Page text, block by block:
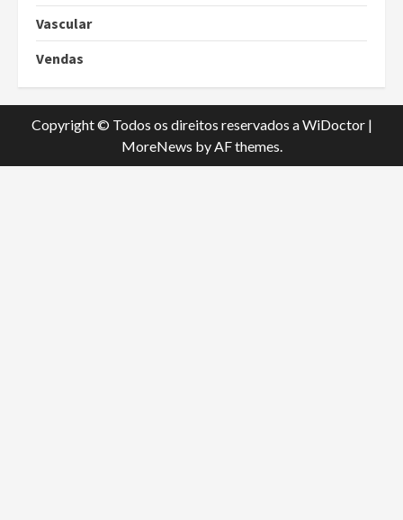
Vascular
Vendas
Copyright © Todos os direitos reservados a WiDoctor |
MoreNews by AF themes.